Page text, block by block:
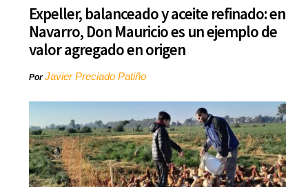
Expeller, balanceado y aceite refinado: en
Navarro, Don Mauricio es un ejemplo de
valor agregado en origen
PorJavier Preciado Patiño